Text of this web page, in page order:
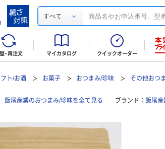
すべて
・再注文 マイカタログ クイックオーダー
ト/お酒 お菓子 おつまみ/珍味 その他おつ
飯尾産業のおつまみ/珍味を全て見る ブランド 飯尾産